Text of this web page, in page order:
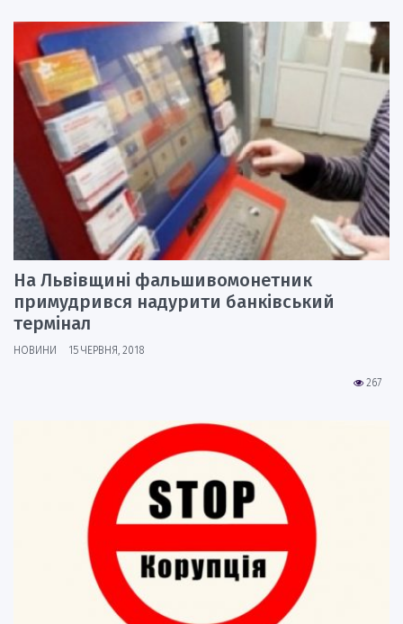
На Львівщині фальшивомонетник
примудрився надурити банківський
термінал
НОВИНИ 15 ЧЕРВНЯ, 2018
267